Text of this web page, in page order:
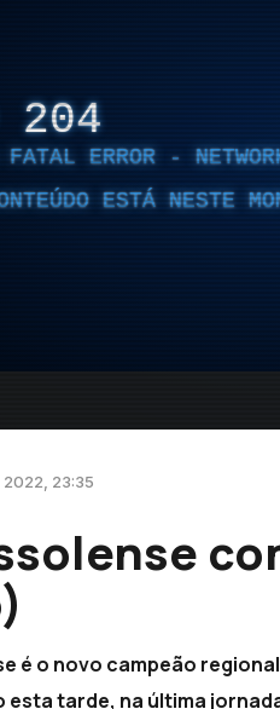
204
ERROR -
ESTÁ NESTE
23:35
é o novo campeão
tarde, na última